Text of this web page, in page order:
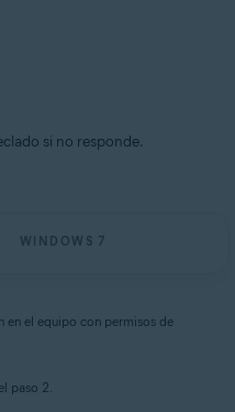
Education - 32 o 64 bits
si no responde.
WINDOWS 7
en el equipo con permisos de
paso 2.